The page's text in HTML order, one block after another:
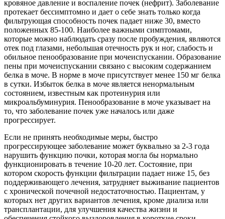
кровяное давление и воспаление почек (нефрит). Заболевание
протекает бессимптомно и дает о себе знать только когда
фильтрующая способность почек падает ниже 30, вместо
положенных 85-100. Наиболее важными симптомами,
которые можно наблюдать сразу после пробуждения, являются
отек под глазами, небольшая отечность рук и ног, слабость и
обильное пенообразование при мочеиспускании. Образование
пены при мочеиспускании связано с высоким содержанием
белка в моче. В норме в моче присутствует менее 150 мг белка
в сутки. Избыток белка в моче является ненормальным
состоянием, известным как протеинурия или
микроальбуминурия. Пенообразование в моче указывает на
то, что заболевание почек уже началось или даже
прогрессирует.
Если не принять необходимые меры, быстро
прогрессирующее заболевание может буквально за 2-3 года
нарушить функцию почки, которая могла бы нормально
функционировать в течение 10-20 лет. Состояние, при
котором скорость функции фильтрации падает ниже 15, без
поддерживающего лечения, затрудняет выживание пациентов
с хронической почечной недостаточностью. Пациентам, у
которых нет других вариантов лечения, кроме диализа или
трансплантации, для улучшения качества жизни и